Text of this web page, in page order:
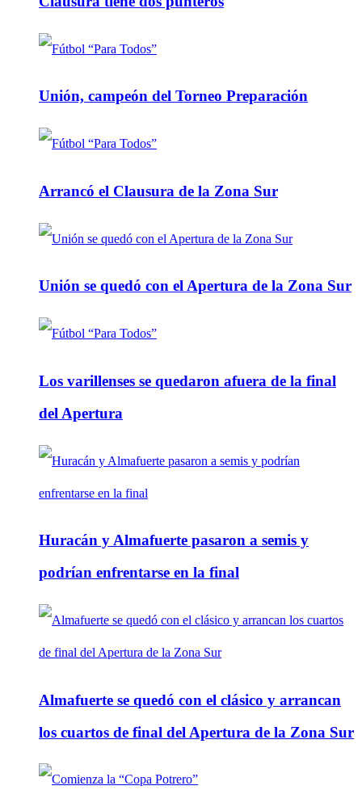
Unión, campeón del Torneo Preparación
Arrancó el Clausura de la Zona Sur
Unión se quedó con el Apertura de la Zona Sur
Los varillenses se quedaron afuera de la final
del Apertura
Huracán y Almafuerte pasaron a semis y
podrían enfrentarse en la final
Almafuerte se quedó con el clásico y arrancan
los cuartos de final del Apertura de la Zona Sur